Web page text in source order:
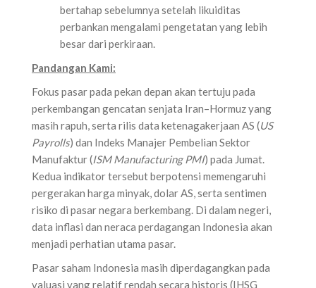
bertahap sebelumnya setelah likuiditas
perbankan mengalami pengetatan yang lebih
besar dari perkiraan.
Pandangan Kami:
Fokus pasar pada pekan depan akan tertuju pada
perkembangan gencatan senjata Iran–Hormuz yang
masih rapuh, serta rilis data ketenagakerjaan AS (US
Payrolls) dan Indeks Manajer Pembelian Sektor
Manufaktur (ISM Manufacturing PMI) pada Jumat.
Kedua indikator tersebut berpotensi memengaruhi
pergerakan harga minyak, dolar AS, serta sentimen
risiko di pasar negara berkembang. Di dalam negeri,
data inflasi dan neraca perdagangan Indonesia akan
menjadi perhatian utama pasar.
Pasar saham Indonesia masih diperdagangkan pada
valuasi yang relatif rendah secara historis (IHSG